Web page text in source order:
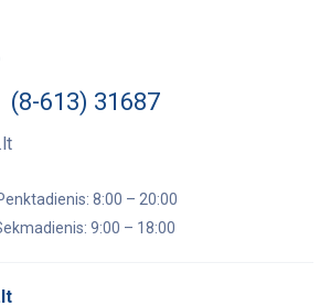
(8-613) 31687
8:00 – 20:00
9:00 – 18:00